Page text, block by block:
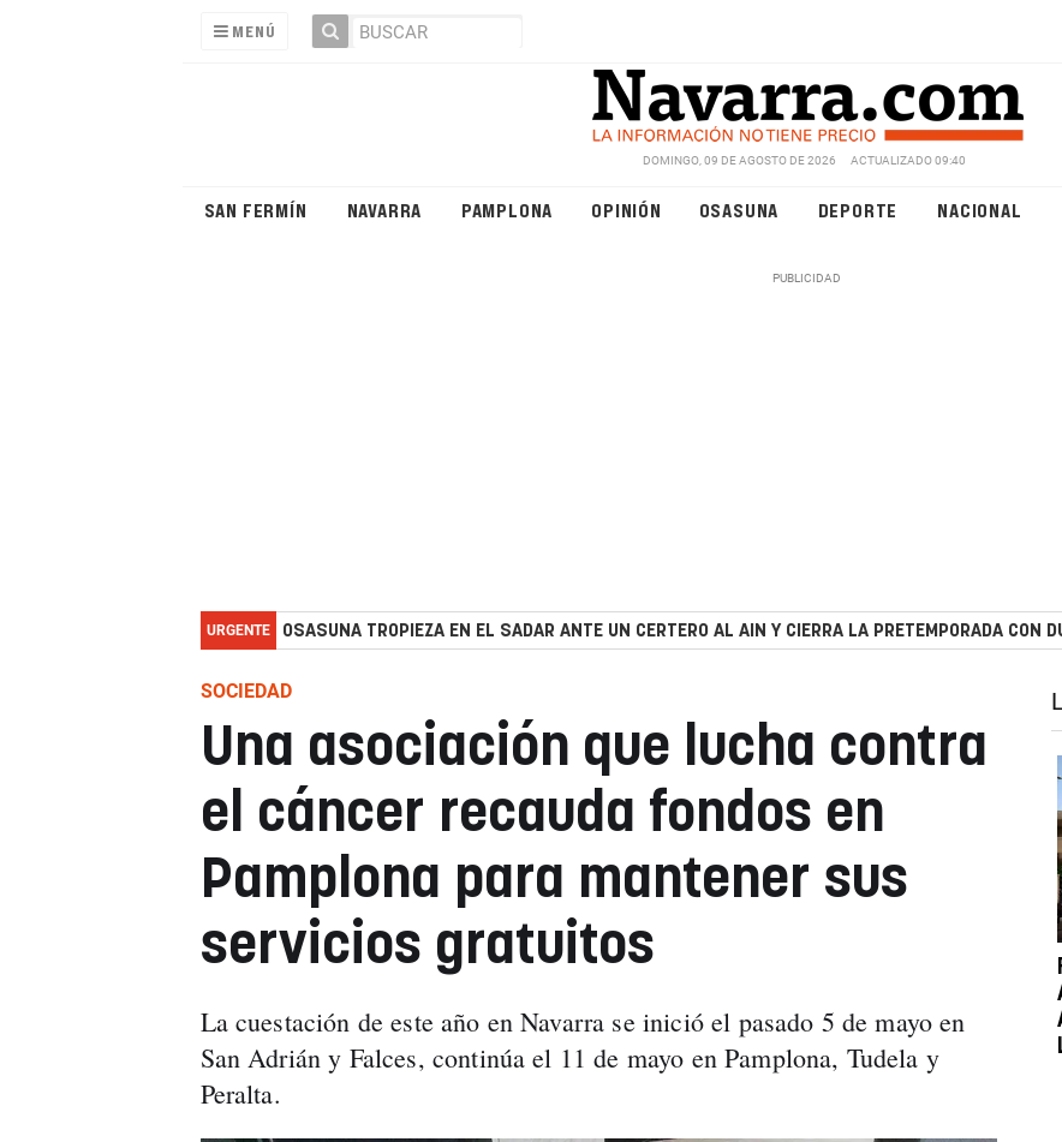
MENÚ
DOMINGO, 09 DE AGOSTO DE 2026 ACTUALIZADO 09:40
SAN FERMÍN NAVARRA PAMPLONA OPINIÓN OSASUNA DEPORTE NACIONAL
URGENTE OSASUNA TROPIEZA EN EL SADAR ANTE UN CERTERO AL AIN Y CIERRA LA PRETEMPORADA CON
SOCIEDAD
Una asociación que lucha contra
el cáncer recauda fondos en
Pamplona para mantener sus
servicios gratuitos
La cuestación de este año en Navarra se inició el pasado 5 de mayo en
San Adrián y Falces, continúa el 11 de mayo en Pamplona, Tudela y
Peralta.